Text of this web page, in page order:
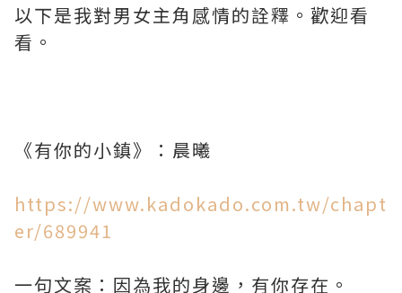
以下是我對男女主角感情的詮釋。歡迎看
看。
《有你的小鎮》：晨曦
https://www.kadokado.com.tw/chapt
er/689941
一句文案：因為我的身邊，有你存在。